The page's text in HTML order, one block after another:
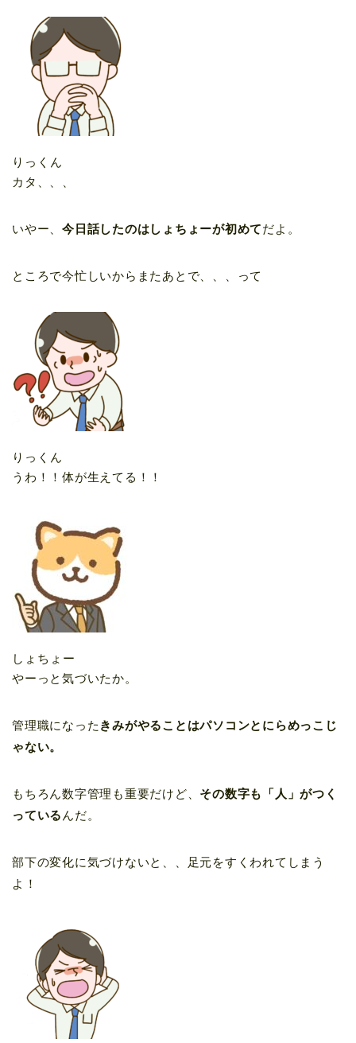
りっくん
カタ、、、
いやー、今日話したのはしょちょーが初めてだよ。
ところで今忙しいからまたあとで、、、って
りっくん
うわ！！体が生えてる！！
しょちょー
やーっと気づいたか。
管理職になった きみがやることはパソコンとにらめっこじ
ゃない。
もちろん数字管理も重要だけど、 その数字も「人」がつく
っている んだ。
部下の変化に気づけないと、、足元をすくわれてしまう
よ！